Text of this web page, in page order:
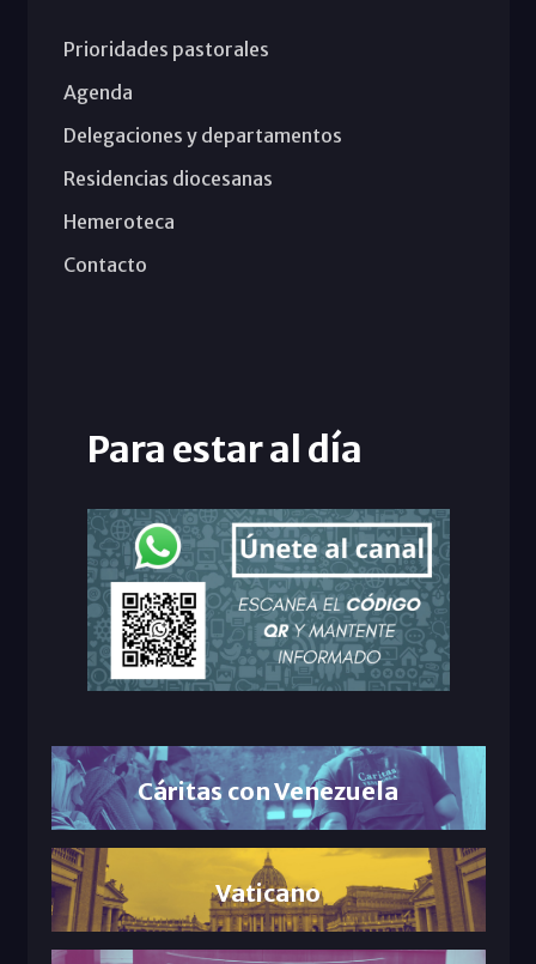
Prioridades pastorales
Agenda
Delegaciones y departamentos
Residencias diocesanas
Hemeroteca
Contacto
Para estar al día
Cáritas con Venezuela
Vaticano